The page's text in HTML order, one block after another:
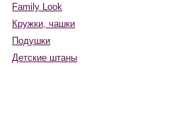
Family Look
Кружки, чашки
Подушки
Детские штаны